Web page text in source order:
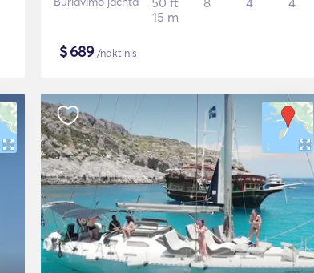
15 m
$689/naktinis